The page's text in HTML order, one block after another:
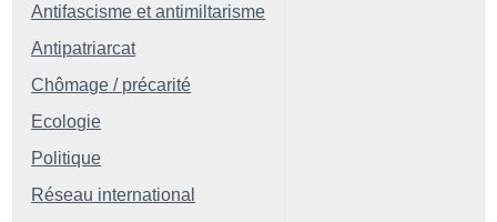
Antifascisme et antimiltarisme
Antipatriarcat
Chômage / précarité
Ecologie
Politique
Réseau international